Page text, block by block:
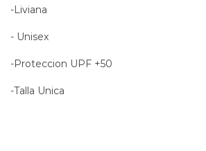
-Liviana
- Unisex
-Proteccion UPF +50
-Talla Unica